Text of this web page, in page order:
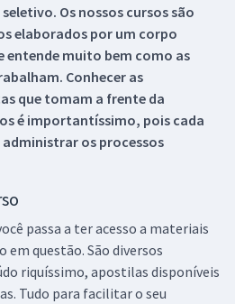
Os nossos cursos são
elaborados por um corpo
entende muito bem como as
Conhecer as
que tomam a frente da
é importantíssimo, pois cada
os processos
passa a ter acesso a materiais
em questão. São diversos
riquíssimo, apostilas disponíveis
Tudo para facilitar o seu